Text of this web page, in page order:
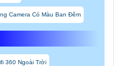
Camera Có Màu Ban Đêm
360 Ngoài Trời